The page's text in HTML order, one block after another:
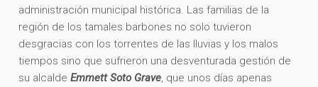
administración municipal histórica. Las familias de la
región de los tamales barbones no solo tuvieron
desgracias con los torrentes de las lluvias y los malos
tiempos sino que sufrieron una desventurada gestión de
su alcaldeEmmett Soto Grave, que unos días apenas